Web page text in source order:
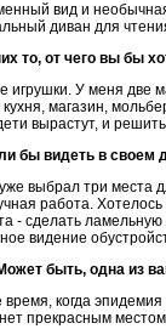
вид и
диван для
то, от чего вы бы
игрушки. У меня две
магазин,
вырастут, и решить
бы видеть в своем
выбрал три места
работа.
сделать ламельную
видение
быть, одна из
когда
прекрасным